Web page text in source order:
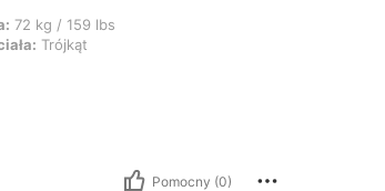
Talia: 80 cm / 31 in, Biodra: 101 cm / 40 in, Biust: 93 cm /
72 kg / 159 lbs
Trójkąt
Pomocny (0)